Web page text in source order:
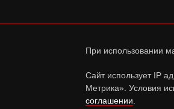
При использовании
Сайт использует IP
Метрика». Условия
соглашении